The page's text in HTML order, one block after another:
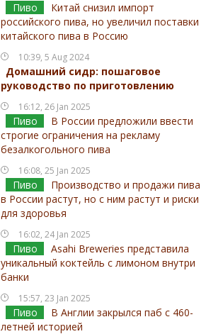
Пиво
Китай снизил импорт
российского пива, но увеличил поставки
китайского пива в Россию
10:39, 5 Aug 2024
Домашний сидр: пошаговое
руководство по приготовлению
16:12, 26 Jan 2025
Пиво
В России предложили ввести
строгие ограничения на рекламу
безалкогольного пива
16:08, 25 Jan 2025
Пиво
Производство и продажи пива
в России растут, но с ним растут и риски
для здоровья
16:02, 24 Jan 2025
Пиво
Asahi Breweries представила
уникальный коктейль с лимоном внутри
банки
15:57, 23 Jan 2025
Пиво
В Англии закрылся паб с 460-
летней историей